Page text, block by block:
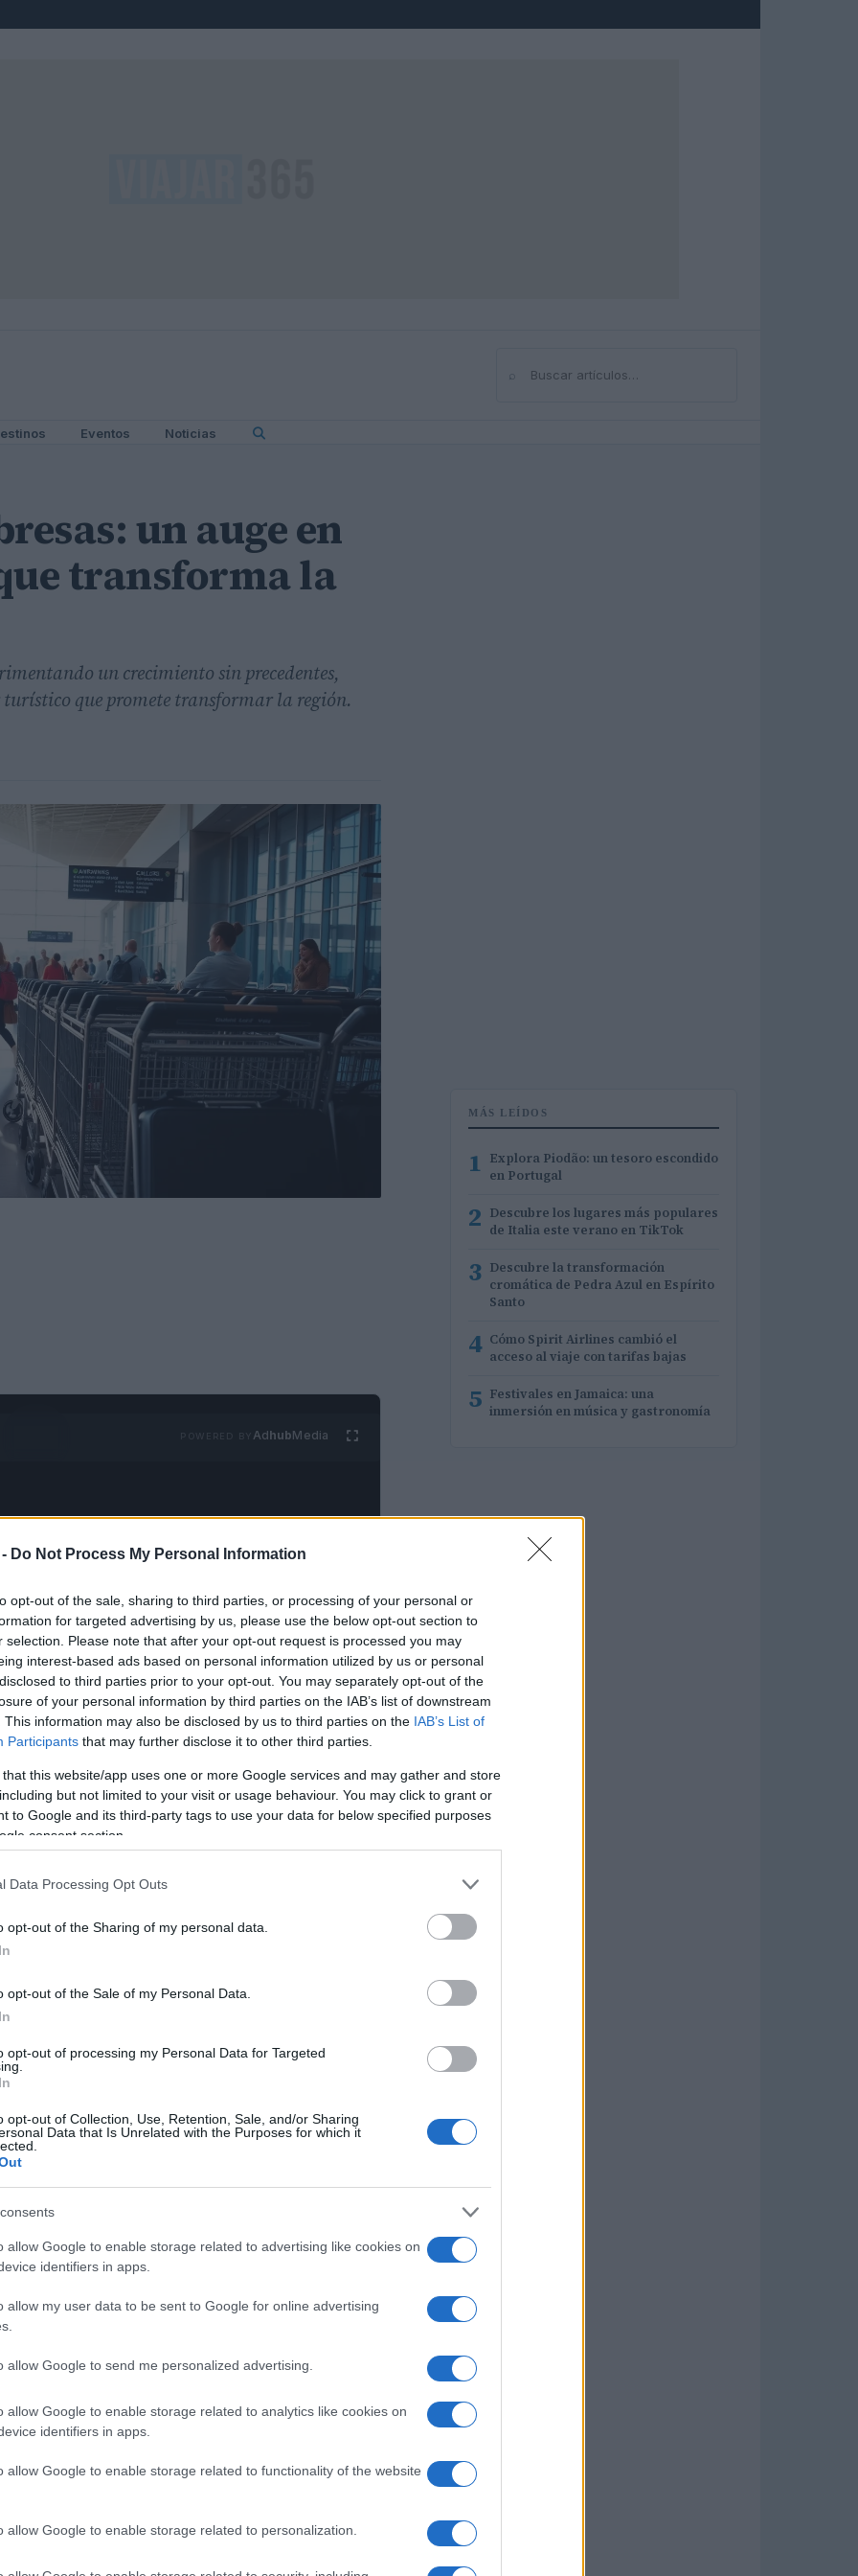
Do Not Process My Personal Information
opt-out of the sale, sharing to third parties, or processing of your personal or
for targeted advertising by us, please use the below opt-out section to
selection. Please note that after your opt-out request is processed you may
interest-based ads based on personal information utilized by us or personal
to third parties prior to your opt-out. You may separately opt-out of the
of your personal information by third parties on the IAB’s list of downstream
This information may also be disclosed by us to third parties on the IAB’s List of
Participants that may further disclose it to other third parties.
that this website/app uses one or more Google services and may gather and store
but not limited to your visit or usage behaviour. You may click to grant or
to Google and its third-party tags to use your data for below specified purposes
consent section.
Data Processing Opt Outs
opt-out of the Sharing of my personal data.
opt-out of the Sale of my Personal Data.
opt-out of processing my Personal Data for Targeted
opt-out of Collection, Use, Retention, Sale, and/or Sharing
Data that Is Unrelated with the Purposes for which it
allow Google to enable storage related to advertising like cookies on
identifiers in apps.
allow my user data to be sent to Google for online advertising
allow Google to send me personalized advertising.
allow Google to enable storage related to analytics like cookies on
identifiers in apps.
allow Google to enable storage related to functionality of the website
allow Google to enable storage related to personalization.
⌕Buscar
Eventos Noticias
un auge en
transforma la
un crecimiento sin precedentes,
turístico que promete transformar la región.
AdhubMedia
los aeropuertos de Calabria han
dos millones de pasajeros han pasado
un sorprendente aumento del
año anterior. Pero, ¿qué hay detrás de este
sino el resultado de una planificación
las rutas internacionales y ha
hacia el futuro, el objetivo está claro:
para finales de año. ¿Te imaginas lo
aéreo
hablan por sí solos: Crotone ha recibido
incremento del
del15,1%; y Reggio Calabria ha
reflejo de que Calabria está
turístico atractivo. La cifra total de
de la recuperación y la confianza en
MÁS LEÍDOS
1 Explora Piodão: un tesoro escondido
en Portugal
2 Descubre los lugares más populares
de Italia este verano en TikTok
3 Descubre la transformación
cromática de Pedra Azul en Espírito
Santo
4 Cómo Spirit Airlines cambió el
acceso al viaje con tarifas bajas
5 Festivales en Jamaica: una
inmersión en música y gastronomía